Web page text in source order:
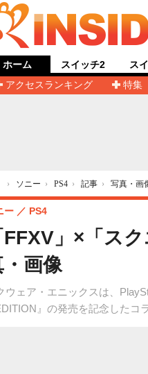
ホーム
アクセスランキング
特集
スイッチ2 ス
› ソニー › PS4 › 記事 › 写真・画
FFXV」×「ス
・画像
ウェア・エニックスは、
』の発売を記念したコ
ー PS4